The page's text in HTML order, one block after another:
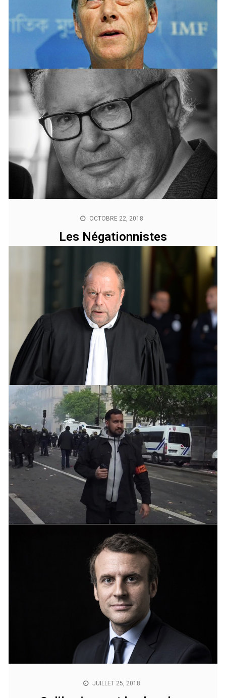
NOVEMBRE 24, 2018
Menu à la carte
« Nous devons comprendre ce que c’est de vivre avec
950 euros par mois quand les additions dans les
restaurants parisiens tournent autour de 200 euros».
Gérald Darmanin, Ministre de l’action et des Comptes
publics. 23/11/2018 – Source : Le Figaro
NOVEMBRE 19, 2018
L’opportuniste
« Les opportunités sont toujours là, même si certaines
personnes choisissent de ne pas les voir ou de ne pas
les accepter. » Carlos Ghosn, président directeur-
général du groupe Renaud-Nissan. sans date – Source :
24 leçons de management
NOVEMBRE 8, 2018
Inégalités
«Les élites ne se sont pas assez préoccupées de la
montée des inégalités» Oliver Blanchard, ancien chef
économiste du FMI. 09/07/2018 – Source : Le Monde